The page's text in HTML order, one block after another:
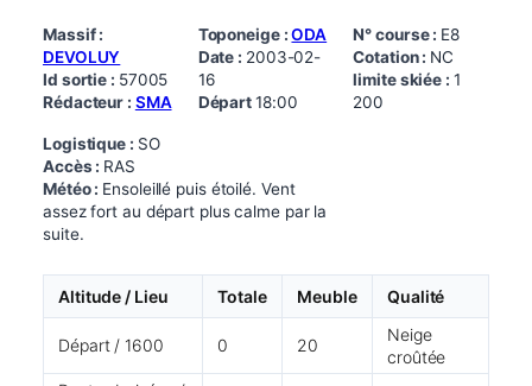
Massif :
DEVOLUY
Id sortie : 57005
Rédacteur : SMA
Toponeige :ODA
Date : 2003-02-
16
Départ18:00
N° course : E8
Cotation : NC
limite skiée : 1
200
Logistique : SO
Accès : RAS
Météo : Ensoleillé puis étoilé. Vent
assez fort au départ plus calme par la
suite.
Altitude / Lieu Totale Meuble Qualité
Départ / 1600 0 20
Neige
croûtée